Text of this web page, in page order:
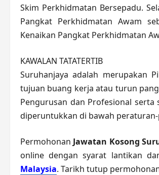
Skim Perkhidmatan Bersepadu.
Pangkat Perkhidmatan Awam
Kenaikan Pangkat Perkhidmatan
KAWALAN TATATERTIB
Suruhanjaya adalah merupakan
tujuan buang kerja atau turun
Pengurusan dan Profesional serta
diperuntukkan di bawah
Permohonan Jawatan Kosong
online dengan syarat lantikan
Malaysia. Tarikh tutup